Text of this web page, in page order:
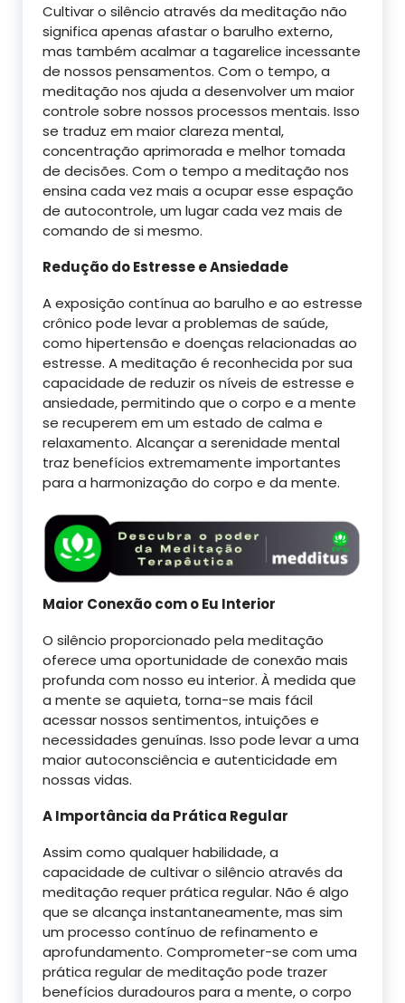
Cultivar o silêncio através da meditação não
significa apenas afastar o barulho externo,
mas também acalmar a tagarelice incessante
de nossos pensamentos. Com o tempo, a
meditação nos ajuda a desenvolver um maior
controle sobre nossos processos mentais. Isso
se traduz em maior clareza mental,
concentração aprimorada e melhor tomada
de decisões. Com o tempo a meditação nos
ensina cada vez mais a ocupar esse espação
de autocontrole, um lugar cada vez mais de
comando de si mesmo.
Redução do Estresse e Ansiedade
A exposição contínua ao barulho e ao estresse
crônico pode levar a problemas de saúde,
como hipertensão e doenças relacionadas ao
estresse. A meditação é reconhecida por sua
capacidade de reduzir os níveis de estresse e
ansiedade, permitindo que o corpo e a mente
se recuperem em um estado de calma e
relaxamento. Alcançar a serenidade mental
traz benefícios extremamente importantes
para a harmonização do corpo e da mente.
Maior Conexão com o Eu Interior
O silêncio proporcionado pela meditação
oferece uma oportunidade de conexão mais
profunda com nosso eu interior. À medida que
a mente se aquieta, torna-se mais fácil
acessar nossos sentimentos, intuições e
necessidades genuínas. Isso pode levar a uma
maior autoconsciência e autenticidade em
nossas vidas.
A Importância da Prática Regular
Assim como qualquer habilidade, a
capacidade de cultivar o silêncio através da
meditação requer prática regular. Não é algo
que se alcança instantaneamente, mas sim
um processo contínuo de refinamento e
aprofundamento. Comprometer-se com uma
prática regular de meditação pode trazer
benefícios duradouros para a mente, o corpo